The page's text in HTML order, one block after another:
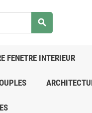
search
FENETRE INTERIEUR